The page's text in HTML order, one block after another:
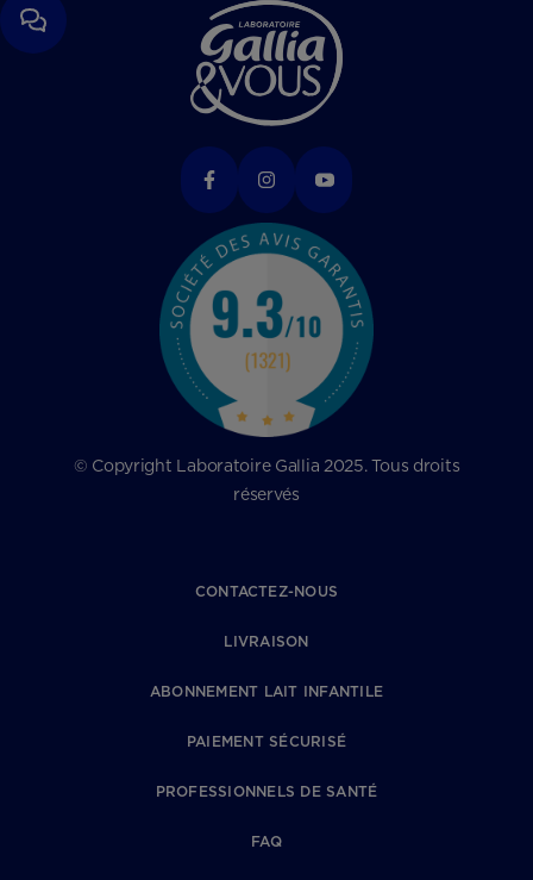
© Copyright Laboratoire Gallia 2025. Tous droits
réservés
CONTACTEZ-NOUS
LIVRAISON
ABONNEMENT LAIT INFANTILE
PAIEMENT SÉCURISÉ
PROFESSIONNELS DE SANTÉ
FAQ